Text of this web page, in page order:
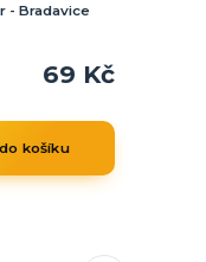
- Bradavice
69 Kč
košíku